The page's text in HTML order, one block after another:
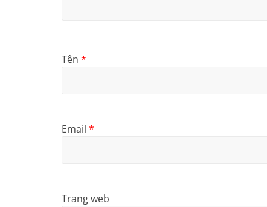
Tên *
Email *
Trang web